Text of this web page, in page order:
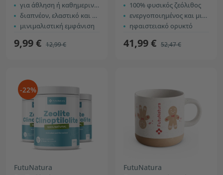
για άθληση ή καθημερινή χρήση
διαπνέον, ελαστικό και άνετο
μινιμαλιστική εμφάνιση
9,99 € 12,99 €
100% φυσικός ζεόλιθος
ενεργοποιημένος και μικρονισμένος
ηφαιστειακό ορυκτό
41,99 € 52,47 €
-22%
FutuNatura FutuNatura